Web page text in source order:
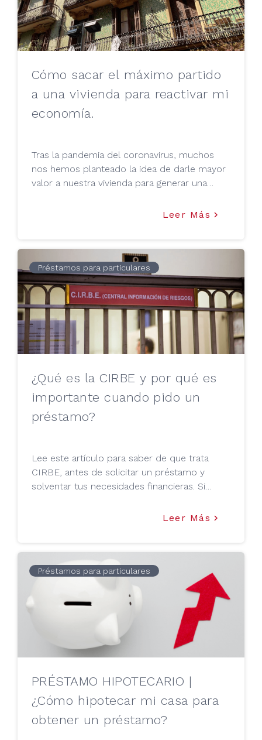
Cómo sacar el máximo partido
a una vivienda para reactivar mi
economía.
Tras la pandemia del coronavirus, muchos
nos hemos planteado la idea de darle mayor
valor a nuestra vivienda para generar una
nuestra economía. Si estás pensando en
te da algunas opciones.
Leer Más keyboard_arrow_right
Préstamos para particulares
¿Qué es la CIRBE y por qué es
importante cuando pido un
préstamo?
Lee este artículo para saber de que trata
CIRBE, antes de solicitar un préstamo y
solventar tus necesidades financieras. Si
CIRBE, infórmate y no dejes de leer este
Leer Más keyboard_arrow_right
Préstamos para particulares
PRÉSTAMO HIPOTECARIO |
¿Cómo hipotecar mi casa para
obtener un préstamo?